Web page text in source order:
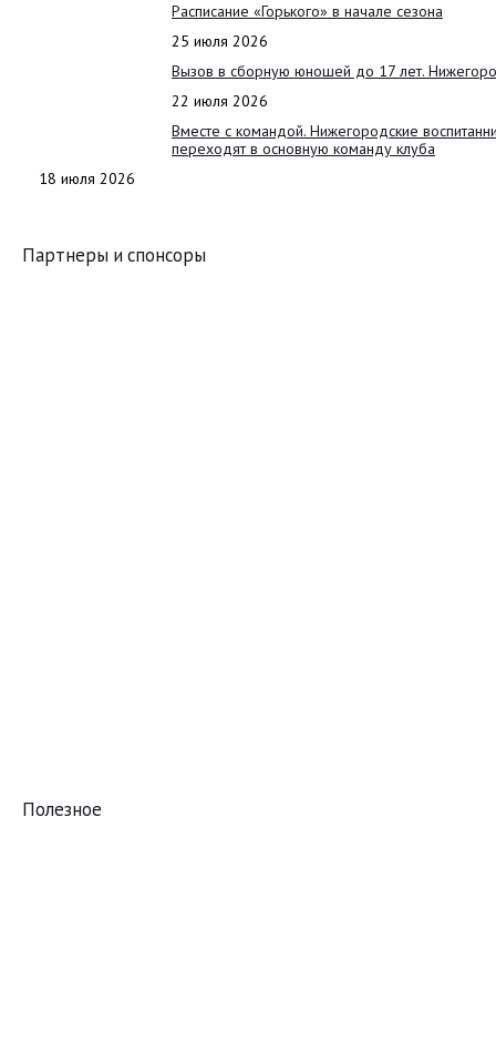
Расписание «Горького» в начале сезона
25 июля 2026
Вызов в сборную юношей до 17 лет.
22 июля 2026
Вместе с командой. Нижегородские
переходят в основную команду клуба
18 июля 2026
Партнеры и спонсоры
Полезное